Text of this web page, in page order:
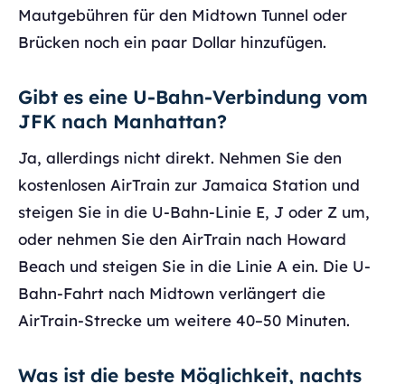
Mautgebühren für den Midtown Tunnel oder
Brücken noch ein paar Dollar hinzufügen.
Gibt es eine U-Bahn-Verbindung vom
JFK nach Manhattan?
Ja, allerdings nicht direkt. Nehmen Sie den
kostenlosen AirTrain zur Jamaica Station und
steigen Sie in die U-Bahn-Linie E, J oder Z um,
oder nehmen Sie den AirTrain nach Howard
Beach und steigen Sie in die Linie A ein. Die U-
Bahn-Fahrt nach Midtown verlängert die
AirTrain-Strecke um weitere 40–50 Minuten.
Was ist die beste Möglichkeit, nachts